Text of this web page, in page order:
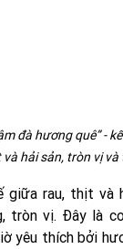
đà hương quê” -
và hải sản, tròn vị và
rau, thịt và
tròn vị. Đây là
yêu thích bởi